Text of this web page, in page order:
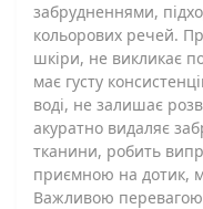
забрудненнями,
кольорових речей.
шкіри, не викликає
має густу
воді, не залишає
акуратно видаляє
тканини, робить
приємною на дотик,
Важливою перевагою